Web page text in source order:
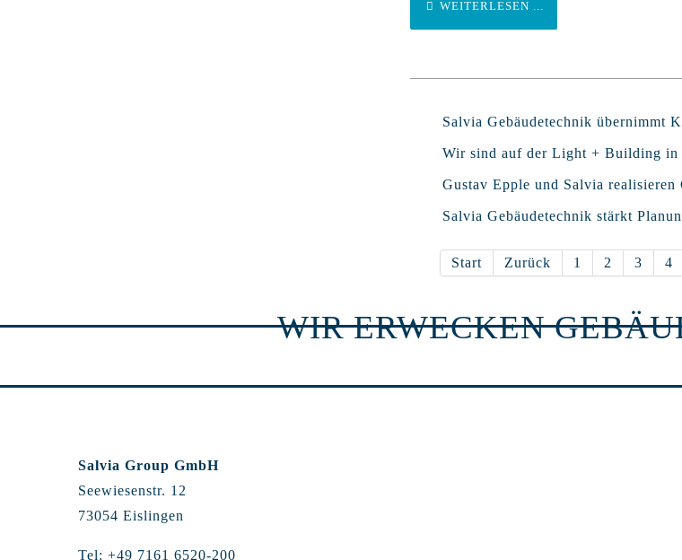
WEITERLESEN ...
Salvia Gebäudetechnik übernimmt
Wir sind auf der Light + Building in
Gustav Epple und Salvia
Salvia Gebäudetechnik stärkt
Start Zurück 1 2 3 4
WIR ERWECKEN
Salvia Group GmbH
Seewiesenstr. 12
73054 Eislingen
Tel: +49 7161 6520-200